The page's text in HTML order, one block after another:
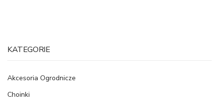
KATEGORIE
Akcesoria Ogrodnicze
Choinki